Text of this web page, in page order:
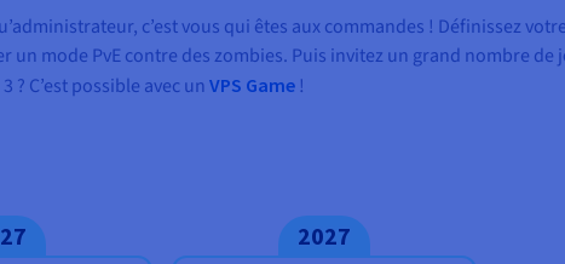
c’est vous qui êtes aux commandes ! Définissez
un mode PvE contre des zombies. Puis invitez un grand nombre de
? C’est possible avec un VPS Game !
2027